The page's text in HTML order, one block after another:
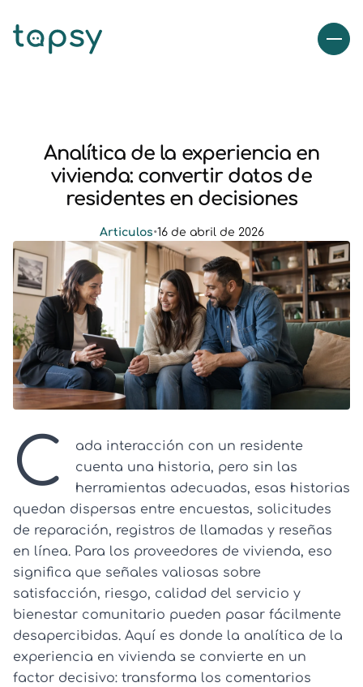
Analítica de la experiencia en
vivienda: convertir datos de
residentes en decisiones
Articulos•16 de abril de 2026
C
ada interacción con un residente
cuenta una historia, pero sin las
herramientas adecuadas, esas historias
quedan dispersas entre encuestas, solicitudes
de reparación, registros de llamadas y reseñas
en línea. Para los proveedores de vivienda, eso
significa que señales valiosas sobre
satisfacción, riesgo, calidad del servicio y
bienestar comunitario pueden pasar fácilmente
desapercibidas. Aquí es donde la analítica de la
experiencia en vivienda se convierte en un
factor decisivo: transforma los comentarios